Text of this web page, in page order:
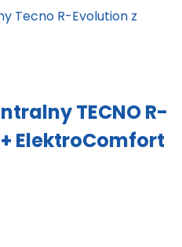
TECNO R-
ElektroComfort